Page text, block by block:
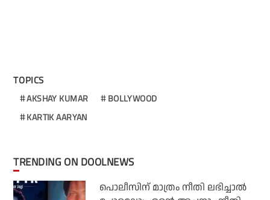
TOPICS
AKSHAY KUMAR
BOLLYWOOD
KARTIK AARYAN
TRENDING ON DOOLNEWS
പൊലീസിന് മാത്രം നീതി ലഭിച്ചാല്‍